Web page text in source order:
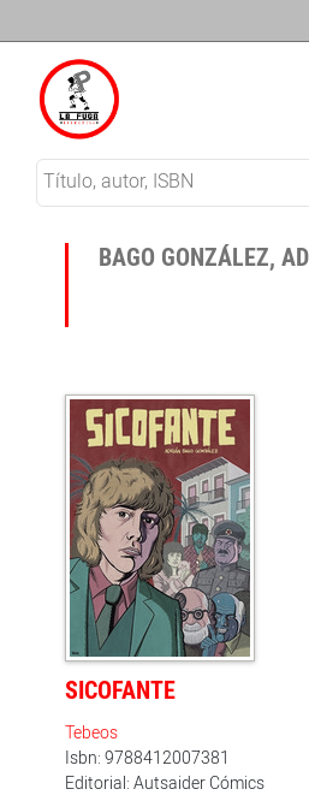
BAGO GONZÁLEZ,
SICOFANTE
Tebeos
Isbn: 9788412007381
Editorial: Autsaider Cómics